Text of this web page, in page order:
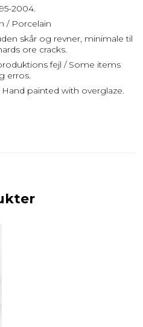
2004.
/ Porcelain
skår og revner, minimale til
ore cracks.
fejl / Some items
erros.
painted with overglaze.